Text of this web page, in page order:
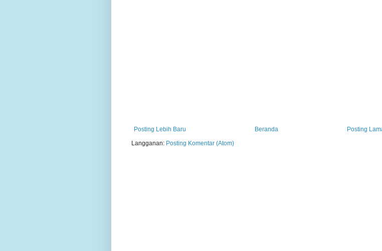
Posting Lebih Baru Posting
Beranda
Langganan: Posting Komentar (Atom)